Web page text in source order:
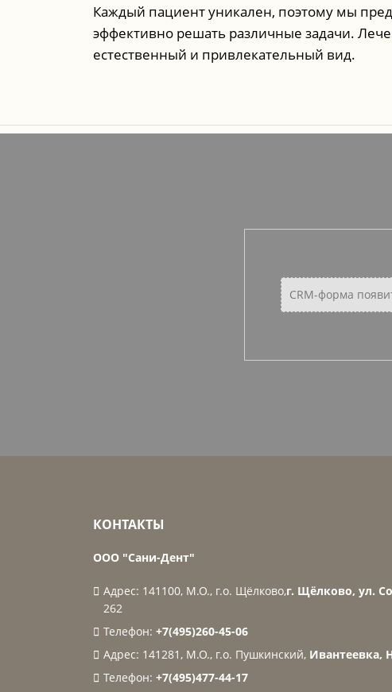
Каждый пациент уникален, поэтому мы
эффективно решать различные задачи.
естественный и привлекательный вид.
CRM-форма
КОНТАКТЫ
ООО "Сани-Дент"
Адрес: 141100, М.О., г.о. Щёлково,г. Щёлково, ул.
262
Телефон: +7(495)260-45-06
Адрес: 141281, М.О., г.о. Пушкинский, Ивантеевка,
Телефон: +7(495)477-44-17